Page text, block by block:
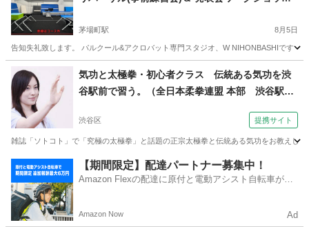
茅場町駅 8月5日
告知失礼致します。 パルクール&アクロバット専門スタジオ、W NIHONBASHIです
東京 茅場町駅 その他 アクロバット
気功と太極拳・初心者クラス 伝統ある気功を渋
谷駅前で習う。（全日本柔拳連盟 本部 渋谷駅前
渋谷区 提携サイト
雑誌「ソトコト」で「究極の太極拳」と話題の正宗太極拳と伝統ある気功をお教えし
気功
【期間限定】配達パートナー募集中！
Amazon Flexの配達に原付と電動アシスト自転車が登
Amazon Now Ad